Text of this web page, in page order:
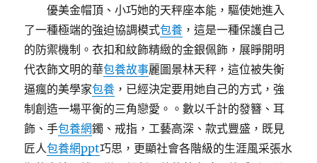
優美金帽頂、小巧她的天秤座本能，驅使她進入
了一種極端的強迫協調模式包養 ，這是一種保護自己
的防禦機制。衣扣和紋飾精緻的金銀佩飾，展睜開明
代衣飾文明的華包養故事麗圖景林天秤，這位被失衡
逼瘋的美學家包養 ，已經決定要用她自己的方式，強
制創造一場平衡的三角戀愛。。數以千計的發簪、耳
飾、手包養網鐲、戒指，工藝高深、款式豐盛，既見
匠人包養網ppt巧思，更顯社會各階級的生涯風采張水